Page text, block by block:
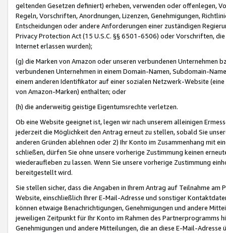
geltenden Gesetzen definiert) erheben, verwenden oder offenlegen,
Regeln, Vorschriften, Anordnungen, Lizenzen, Genehmigungen,
Entscheidungen oder andere Anforderungen einer zuständigen
Privacy Protection Act (15 U.S.C. §§ 6501-6506) oder Vorschriften,
Internet erlassen wurden);
(g) die Marken von Amazon oder unseren verbundenen Unternehmen
verbundenen Unternehmen in einem Domain-Namen, Subdomain-
einem anderen Identifikator auf einer sozialen Netzwerk-Website
von Amazon-Marken) enthalten; oder
(h) die anderweitig geistige Eigentumsrechte verletzen.
Ob eine Website geeignet ist, legen wir nach unserem alleinigen
jederzeit die Möglichkeit den Antrag erneut zu stellen, sobald Sie
anderen Gründen ablehnen oder 2) Ihr Konto im Zusammenhang mit
schließen, dürfen Sie ohne unsere vorherige Zustimmung keinen
wiederaufleben zu lassen. Wenn Sie unsere vorherige Zustimmung
bereitgestellt wird.
Sie stellen sicher, dass die Angaben in Ihrem Antrag auf Teilnahme
Website, einschließlich Ihrer E-Mail-Adresse und sonstiger
können etwaige Benachrichtigungen, Genehmigungen und andere
jeweiligen Zeitpunkt für Ihr Konto im Rahmen des Partnerprogramms
Genehmigungen und andere Mitteilungen, die an diese E-Mail-